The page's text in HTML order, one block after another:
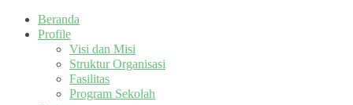
Beranda
Profile
Visi dan Misi
Struktur Organisasi
Fasilitas
Program Sekolah